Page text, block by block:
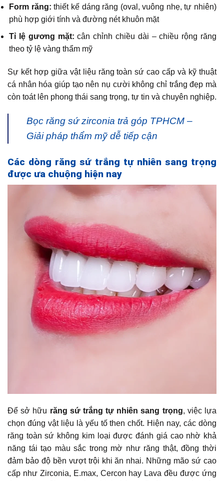
Form răng: thiết kế dáng răng (oval, vuông nhẹ, tự nhiên)
phù hợp giới tính và đường nét khuôn mặt
Tỉ lệ gương mặt: cân chỉnh chiều dài – chiều rộng răng
theo tỷ lệ vàng thẩm mỹ
Sự kết hợp giữa vật liệu răng toàn sứ cao cấp và kỹ thuật
cá nhân hóa giúp tạo nên nụ cười không chỉ trắng đẹp mà
còn toát lên phong thái sang trọng, tự tin và chuyên nghiệp.
Bọc răng sứ zirconia trả góp TPHCM –
Giải pháp thẩm mỹ dễ tiếp cận
Các dòng răng sứ trắng tự nhiên sang trọng
được ưa chuộng hiện nay
Để sở hữu răng sứ trắng tự nhiên sang trọng, việc lựa
chọn đúng vật liệu là yếu tố then chốt. Hiện nay, các dòng
răng toàn sứ không kim loại được đánh giá cao nhờ khả
năng tái tạo màu sắc trong mờ như răng thật, đồng thời
đảm bảo độ bền vượt trội khi ăn nhai. Những mão sứ cao
cấp như Zirconia, E.max, Cercon hay Lava đều được ứng